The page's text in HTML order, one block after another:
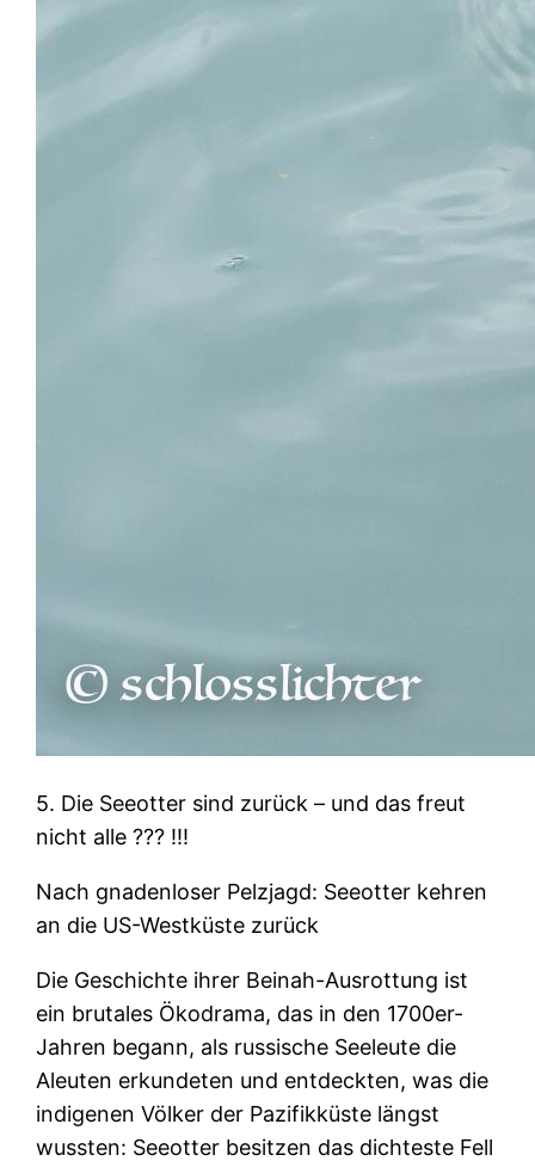
5. Die Seeotter sind zurück – und das freut
nicht alle ??? !!!
Nach gnadenloser Pelzjagd: Seeotter kehren
an die US-Westküste zurück
Die Geschichte ihrer Beinah-Ausrottung ist
ein brutales Ökodrama, das in den 1700er-
Jahren begann, als russische Seeleute die
Aleuten erkundeten und entdeckten, was die
indigenen Völker der Pazifikküste längst
wussten: Seeotter besitzen das dichteste Fell